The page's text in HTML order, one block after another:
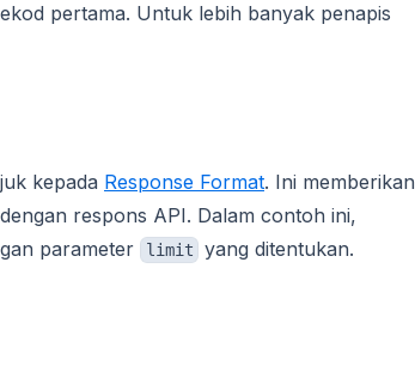
pertama. Untuk lebih banyak penapis
kepada Response Format. Ini memberikan
respons API. Dalam contoh ini,
parameter
limit yang ditentukan.